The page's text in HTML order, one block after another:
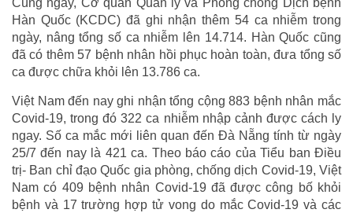
Cùng ngày, Cơ quan Quản lý và Phòng chống Dịch bệnh
Hàn Quốc (KCDC) đã ghi nhận thêm 54 ca nhiễm trong
ngày, nâng tổng số ca nhiễm lên 14.714. Hàn Quốc cũng
đã có thêm 57 bệnh nhân hồi phục hoàn toàn, đưa tổng số
ca được chữa khỏi lên 13.786 ca.
Việt Nam đến nay ghi nhận tổng cộng 883 bệnh nhân mắc
Covid-19, trong đó 322 ca nhiễm nhập cảnh được cách ly
ngay. Số ca mắc mới liên quan đến Đà Nẵng tính từ ngày
25/7 đến nay là 421 ca. Theo báo cáo của Tiểu ban Điều
trị- Ban chỉ đạo Quốc gia phòng, chống dịch Covid-19, Việt
Nam có 409 bệnh nhân Covid-19 đã được công bố khỏi
bệnh và 17 trường hợp tử vong do mắc Covid-19 và các